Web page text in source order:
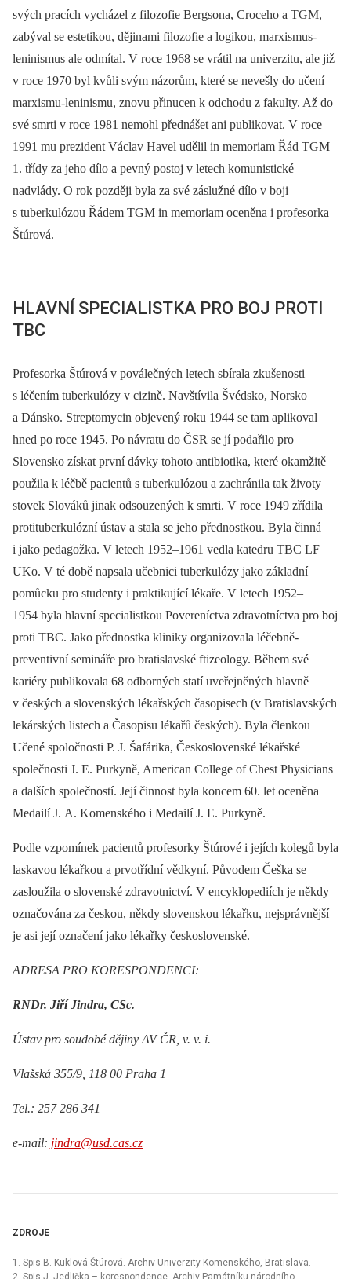
svých pracích vycházel z filozofie Bergsona, Croceho a TGM,
zabýval se estetikou, dějinami filozofie a logikou, marxismus-
leninismus ale odmítal. V roce 1968 se vrátil na univerzitu, ale již
v roce 1970 byl kvůli svým názorům, které se nevešly do učení
marxismu-leninismu, znovu přinucen k odchodu z fakulty. Až do
své smrti v roce 1981 nemohl přednášet ani publikovat. V roce
1991 mu prezident Václav Havel udělil in memoriam Řád TGM
1. třídy za jeho dílo a pevný postoj v letech komunistické
nadvlády. O rok později byla za své záslužné dílo v boji
s tuberkulózou Řádem TGM in memoriam oceněna i profesorka
Štúrová.
HLAVNÍ SPECIALISTKA PRO BOJ PROTI
TBC
Profesorka Štúrová v poválečných letech sbírala zkušenosti
s léčením tuberkulózy v cizině. Navštívila Švédsko, Norsko
a Dánsko. Streptomycin objevený roku 1944 se tam aplikoval
hned po roce 1945. Po návratu do ČSR se jí podařilo pro
Slovensko získat první dávky tohoto antibiotika, které okamžitě
použila k léčbě pacientů s tuberkulózou a zachránila tak životy
stovek Slováků jinak odsouzených k smrti. V roce 1949 zřídila
protituberkulózní ústav a stala se jeho přednostkou. Byla činná
i jako pedagožka. V letech 1952–1961 vedla katedru TBC LF
UKo. V té době napsala učebnici tuberkulózy jako základní
pomůcku pro studenty i praktikující lékaře. V letech 1952–
1954 byla hlavní specialistkou Povereníctva zdravotníctva pro boj
proti TBC. Jako přednostka kliniky organizovala léčebně-
preventivní semináře pro bratislavské ftizeology. Během své
kariéry publikovala 68 odborných statí uveřejněných hlavně
v českých a slovenských lékařských časopisech (v Bratislavských
lekárských listech a Časopisu lékařů českých). Byla členkou
Učené spoločnosti P. J. Šafárika, Československé lékařské
společnosti J. E. Purkyně, American College of Chest Physicians
a dalších společností. Její činnost byla koncem 60. let oceněna
Medailí J. A. Komenského i Medailí J. E. Purkyně.
Podle vzpomínek pacientů profesorky Štúrové i jejích kolegů byla
laskavou lékařkou a prvotřídní vědkyní. Původem Češka se
zasloužila o slovenské zdravotnictví. V encyklopediích je někdy
označována za českou, někdy slovenskou lékařku, nejsprávnější
je asi její označení jako lékařky československé.
ADRESA PRO KORESPONDENCI:
RNDr. Jiří Jindra, CSc.
Ústav pro soudobé dějiny AV ČR, v. v. i.
Vlašská 355/9, 118 00 Praha 1
Tel.: 257 286 341
e-mail: jindra@usd.cas.cz
ZDROJE
1. Spis B. Kuklová-Štúrová. Archiv Univerzity Komenského, Bratislava.
2. Spis J. Jedlička –⁠ korespondence. Archiv Památníku národního